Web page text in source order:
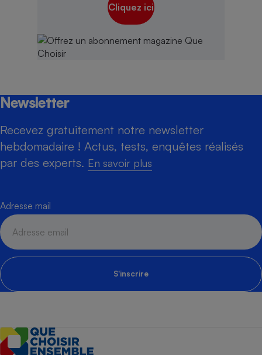
Cliquez ici
Newsletter
Recevez gratuitement notre newsletter
hebdomadaire ! Actus, tests, enquêtes réalisés
par des experts. En savoir plus
Adresse mail
S'inscrire